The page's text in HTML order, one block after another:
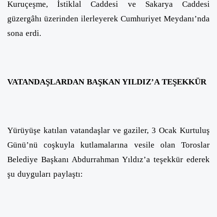
Kuruçeşme, İstiklal Caddesi ve Sakarya Caddesi
güzergâhı üzerinden ilerleyerek Cumhuriyet Meydanı’nda
sona erdi.
VATANDAŞLARDAN BAŞKAN YILDIZ’A TEŞEKKÜR
Yürüyüşe katılan vatandaşlar ve gaziler, 3 Ocak Kurtuluş
Günü’nü coşkuyla kutlamalarına vesile olan Toroslar
Belediye Başkanı Abdurrahman Yıldız’a teşekkür ederek
şu duyguları paylaştı: